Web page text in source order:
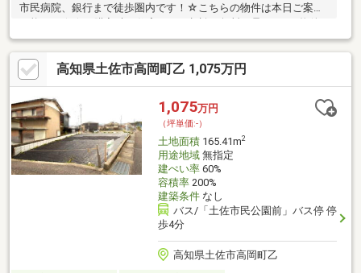
市民病院、銀行まで徒歩圏内です！☆こちらの物件は本日ご案内
が気になったらお好きなタイミングでお気軽にお問い合わせくだ
さい！資料請求フォームからは24時間受付中☆ おうちと皆様のご
縁を結ぶことが私たちの使命です。 皆様にお会いできますこと
を、心よりお待ち申し上げております
高知県土佐市高岡町乙 1,075万円
1,075万円
（坪単価:-）
土地面積165.41m2
用途地域無指定
建ぺい率60%
容積率200%
建築条件なし
バス/「土佐市民公園前」バス停 停
歩4分
高知県土佐市高岡町乙